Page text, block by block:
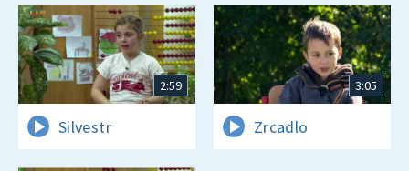
2:59
Silvestr
3:05
Zrcadlo